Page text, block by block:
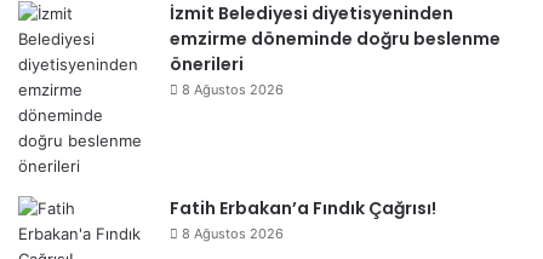
İzmit Belediyesi diyetisyeninden
emzirme döneminde doğru beslenme
önerileri
8 Ağustos 2026
Fatih Erbakan’a Fındık Çağrısı!
8 Ağustos 2026